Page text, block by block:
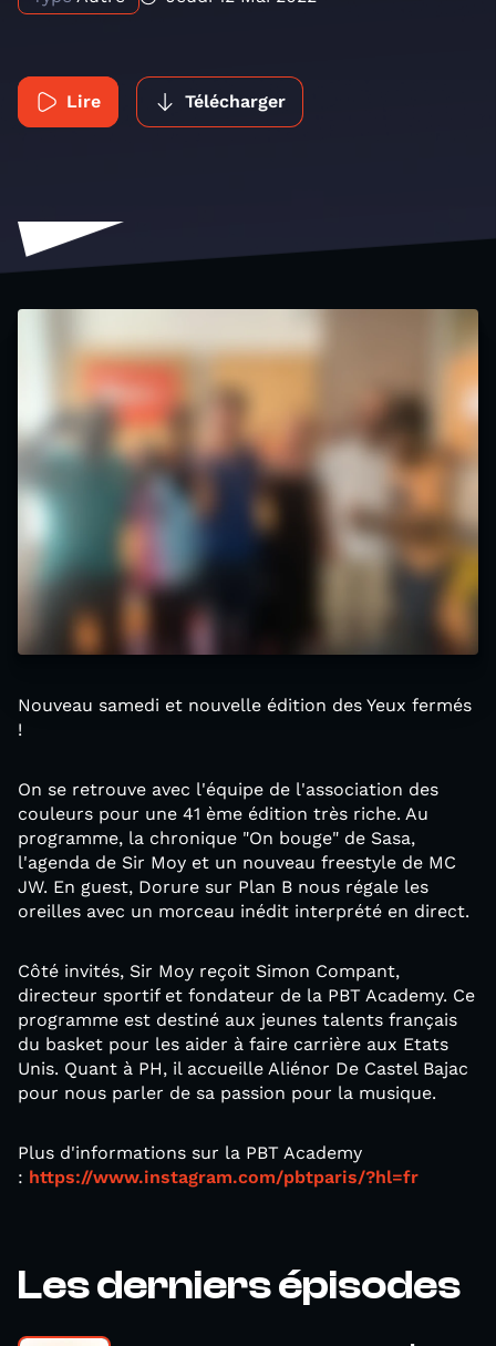
Lire Télécharger
Nouveau samedi et nouvelle édition des Yeux fermés
!
On se retrouve avec l'équipe de l'association des
couleurs pour une 41 ème édition très riche. Au
programme, la chronique "On bouge" de Sasa,
l'agenda de Sir Moy et un nouveau freestyle de MC
JW. En guest, Dorure sur Plan B nous régale les
oreilles avec un morceau inédit interprété en direct.
Côté invités, Sir Moy reçoit Simon Compant,
directeur sportif et fondateur de la PBT Academy. Ce
programme est destiné aux jeunes talents français
du basket pour les aider à faire carrière aux Etats
Unis. Quant à PH, il accueille Aliénor De Castel Bajac
pour nous parler de sa passion pour la musique.
Plus d'informations sur la PBT Academy
: https://www.instagram.com/pbtparis/?hl=fr
Les derniers épisodes